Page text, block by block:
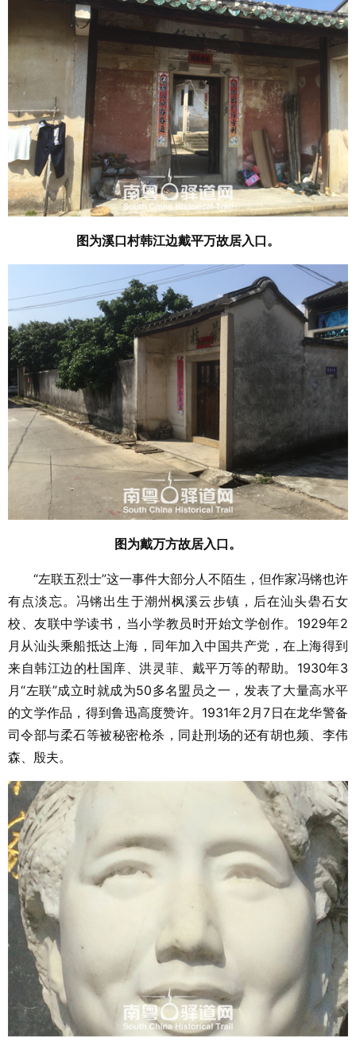
图为溪口村韩江边戴平万故居入口。
图为戴万方故居入口。
“左联五烈士”这一事件大部分人不陌生，但作家冯锵也许
有点淡忘。冯锵出生于潮州枫溪云步镇，后在汕头礐石女
校、友联中学读书，当小学教员时开始文学创作。1929年2
月从汕头乘船抵达上海，同年加入中国共产党，在上海得到
来自韩江边的杜国庠、洪灵菲、戴平万等的帮助。1930年3
月“左联”成立时就成为50多名盟员之一，发表了大量高水平
的文学作品，得到鲁迅高度赞许。1931年2月7日在龙华警备
司令部与柔石等被秘密枪杀，同赴刑场的还有胡也频、李伟
森、殷夫。